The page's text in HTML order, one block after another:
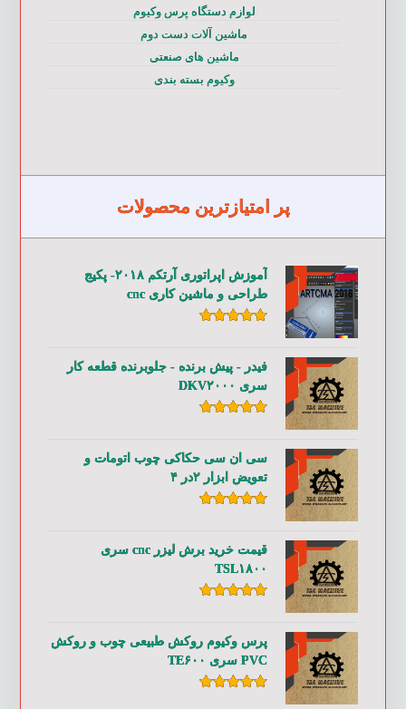
لوازم دستگاه پرس وکیوم
ماشین آلات دست دوم
ماشین های صنعتی
وکیوم بسته بندی
پر امتیازترین محصولات
آموزش اپراتوری آرتکم ۲۰۱۸- پکیج
طراحی و ماشین کاری cnc
فیدر - پیش برنده - جلوبرنده قطعه کار
سری DKV۲۰۰۰
سی ان سی حکاکی چوب اتومات و
تعویض ابزار ۲در ۴
قیمت خرید برش لیزر cnc سری
TSL۱۸۰۰
پرس وکیوم روکش طبیعی چوب و روکش
PVC سری TE۶۰۰